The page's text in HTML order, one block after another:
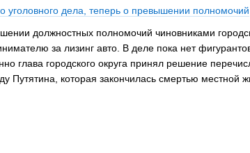
уголовного дела, теперь о превышении полномочий
должностных полномочий чиновниками
за лизинг авто. В деле пока нет
глава городского округа принял решение
Путятина, которая закончилась смертью местной